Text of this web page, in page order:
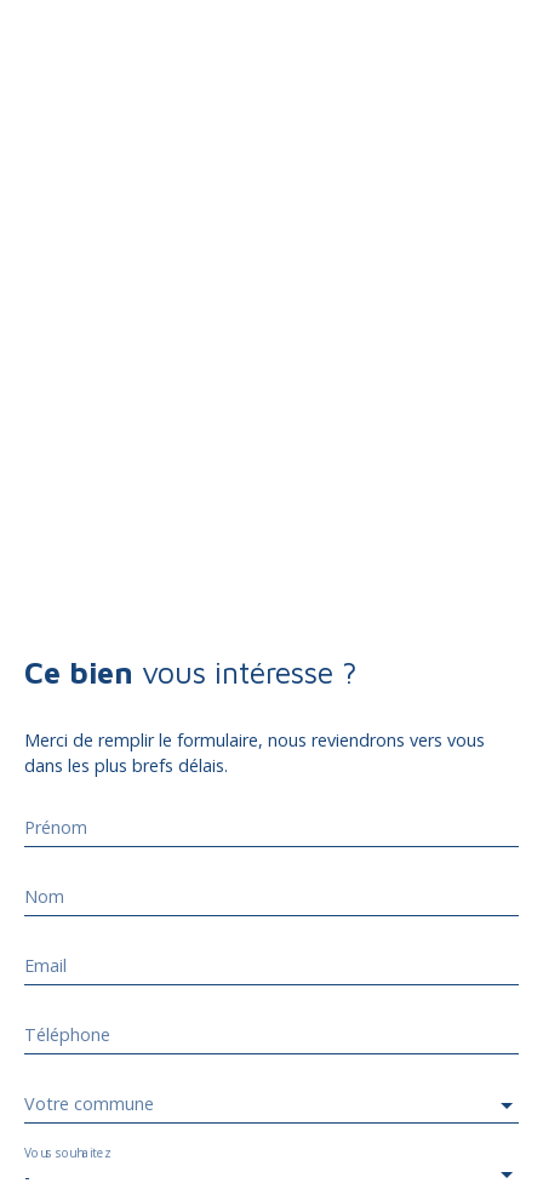
Ce bien vous intéresse ?
Merci de remplir le formulaire, nous reviendrons vers vous
dans les plus brefs délais.
Prénom
Nom
Email
Téléphone
Votre commune
-
Vous souhaitez